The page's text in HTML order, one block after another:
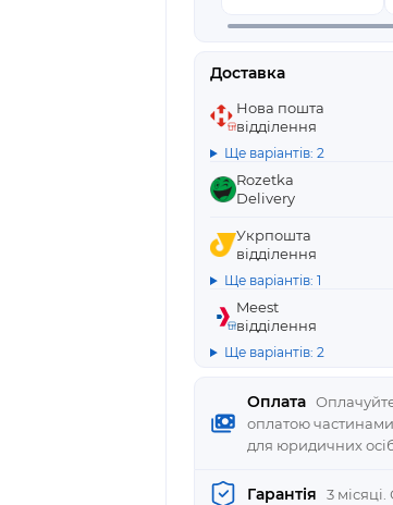
Оплата
оплатою
для юридичних
Доставка
Нова пошта
відділення
Ще варіантів: 2
Rozetka
Delivery
Укрпошта
відділення
Ще варіантів: 1
Meest
відділення
Ще варіантів: 2
Гарантія 3